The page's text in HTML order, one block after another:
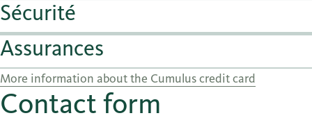
Sécurité
Assurances
More information about the Cumulus credit card
Contact form